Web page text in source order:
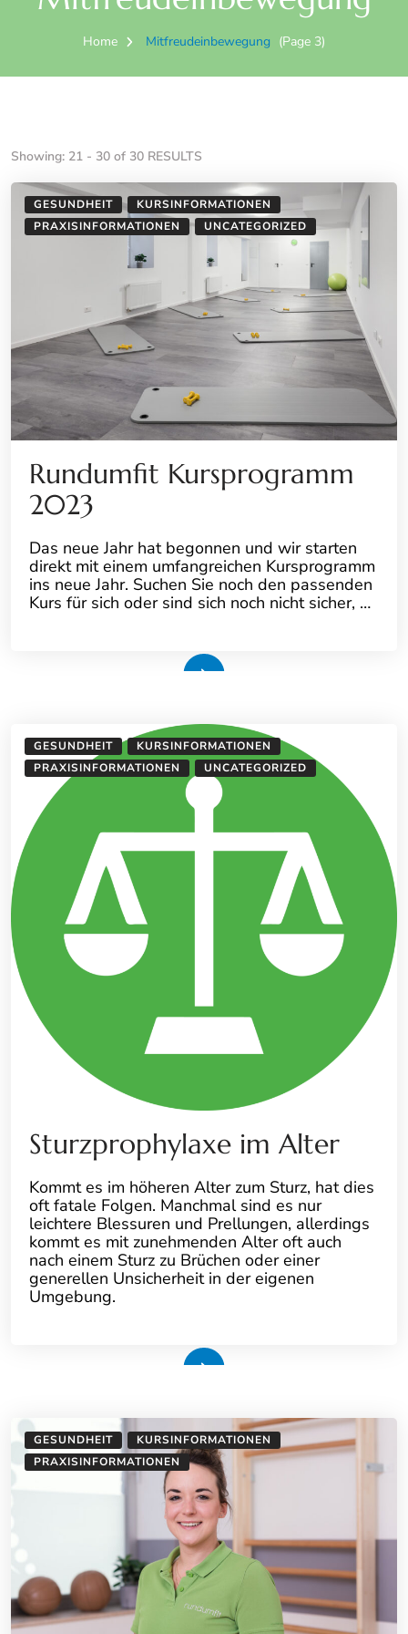
Home Mitfreudeinbewegung (Page 3)
Showing: 21 - 30 of 30 RESULTS
GESUNDHEIT
KURSINFORMATIONEN
PRAXISINFORMATIONEN
UNCATEGORIZED
Rundumfit Kursprogramm
2023
Das neue Jahr hat begonnen und wir starten
direkt mit einem umfangreichen Kursprogramm
ins neue Jahr. Suchen Sie noch den passenden
Kurs für sich oder sind sich noch nicht sicher, …
GESUNDHEIT
KURSINFORMATIONEN
PRAXISINFORMATIONEN
UNCATEGORIZED
Sturzprophylaxe im Alter
Kommt es im höheren Alter zum Sturz, hat dies
oft fatale Folgen. Manchmal sind es nur
leichtere Blessuren und Prellungen, allerdings
kommt es mit zunehmenden Alter oft auch
nach einem Sturz zu Brüchen oder einer
generellen Unsicherheit in der eigenen
Umgebung.
GESUNDHEIT
KURSINFORMATIONEN
PRAXISINFORMATIONEN